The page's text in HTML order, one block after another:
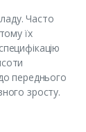
Часто
їх
переднього
зросту.